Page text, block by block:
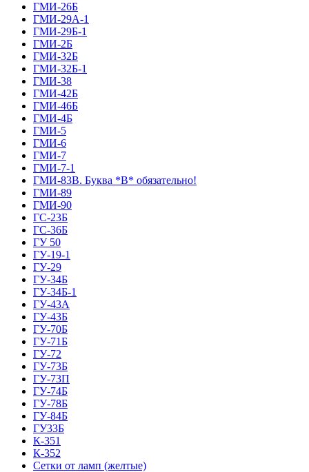
ГМИ-26Б
ГМИ-29А-1
ГМИ-29Б-1
ГМИ-2Б
ГМИ-32Б
ГМИ-32Б-1
ГМИ-38
ГМИ-42Б
ГМИ-46Б
ГМИ-4Б
ГМИ-5
ГМИ-6
ГМИ-7
ГМИ-7-1
ГМИ-83В. Буква *В* обязательно!
ГМИ-89
ГМИ-90
ГС-23Б
ГС-36Б
ГУ 50
ГУ-19-1
ГУ-29
ГУ-34Б
ГУ-34Б-1
ГУ-43А
ГУ-43Б
ГУ-70Б
ГУ-71Б
ГУ-72
ГУ-73Б
ГУ-73П
ГУ-74Б
ГУ-78Б
ГУ-84Б
ГУ33Б
К-351
К-352
Сетки от ламп (желтые)